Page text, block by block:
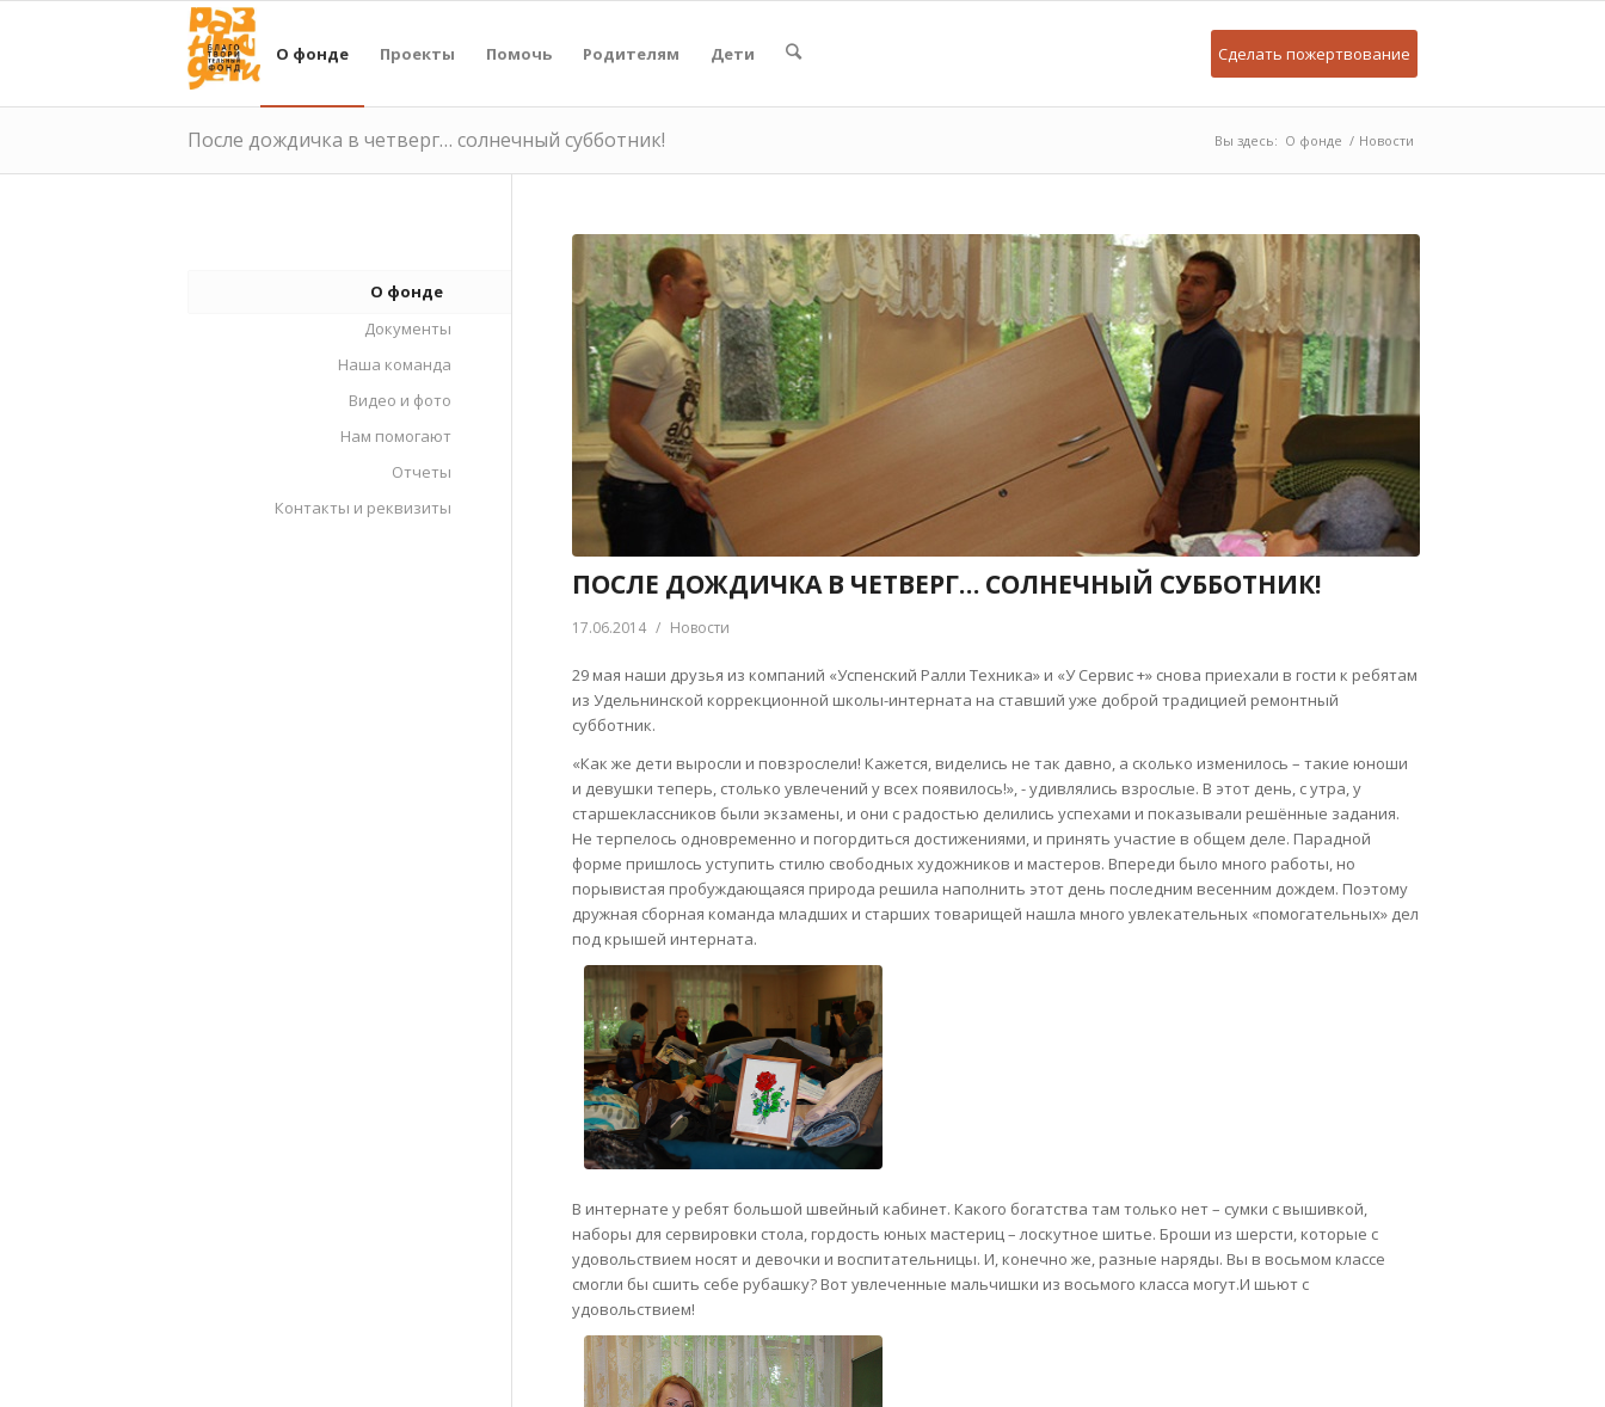
О фонде Проекты Помочь Родителям Дети Сделать пожертвование
После дождичка в четверг… солнечный субботник! Вы здесь: О фонде / Новости
О фонде
Документы
Наша команда
Видео и фото
Нам помогают
Отчеты
Контакты и реквизиты
ПОСЛЕ ДОЖДИЧКА В ЧЕТВЕРГ… СОЛНЕЧНЫЙ СУББОТНИК!
17.06.2014 / Новости
29 мая наши друзья из компаний «Успенский Ралли Техника» и «У Сервис +» снова приехали в гости к ребятам
из Удельнинской коррекционной школы-интерната на ставший уже доброй традицией ремонтный
субботник.
«Как же дети выросли и повзрослели! Кажется, виделись не так давно, а сколько изменилось – такие юноши
и девушки теперь, столько увлечений у всех появилось!», - удивлялись взрослые. В этот день, с утра, у
старшеклассников были экзамены, и они с радостью делились успехами и показывали решённые задания.
Не терпелось одновременно и погордиться достижениями, и принять участие в общем деле. Парадной
форме пришлось уступить стилю свободных художников и мастеров. Впереди было много работы, но
порывистая пробуждающаяся природа решила наполнить этот день последним весенним дождем. Поэтому
дружная сборная команда младших и старших товарищей нашла много увлекательных «помогательных» дел
под крышей интерната.
В интернате у ребят большой швейный кабинет. Какого богатства там только нет – сумки с вышивкой,
наборы для сервировки стола, гордость юных мастериц – лоскутное шитье. Броши из шерсти, которые с
удовольствием носят и девочки и воспитательницы. И, конечно же, разные наряды. Вы в восьмом классе
смогли бы сшить себе рубашку? Вот увлеченные мальчишки из восьмого класса могут.И шьют с
удовольствием!